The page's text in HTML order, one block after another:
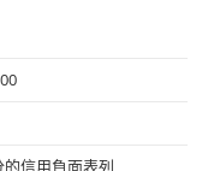
信用負面表列